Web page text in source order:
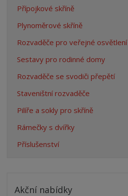
Přípojkové skříně
Plynoměrové skříně
Rozvaděče pro veřejné osvětlení
Sestavy pro rodinné domy
Rozvaděče se svodiči přepětí
Staveništní rozvaděče
Pilíře a sokly pro skříně
Rámečky s dvířky
Příslušenství
Akční nabídky